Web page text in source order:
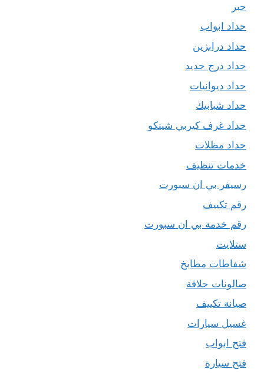
حبر
حداد ابواب
حداد درابزين
حداد درج حديد
حداد ديوانيات
حداد شبابيك
حداد غرف كيربي شينكو
حداد مظلات
خدمات تنظيف
رسيفر بي ان سبورت
رقم تكييف
رقم خدمة بي ان سبورت
ستلايت
شفاطات مطابخ
صالونات حلاقة
صيانة تكييف
غسيل سيارات
فتح ابواب
فتح سيارة